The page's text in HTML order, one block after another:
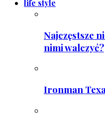
life style
Najczęstsze
nimi walczyć?
Ironman